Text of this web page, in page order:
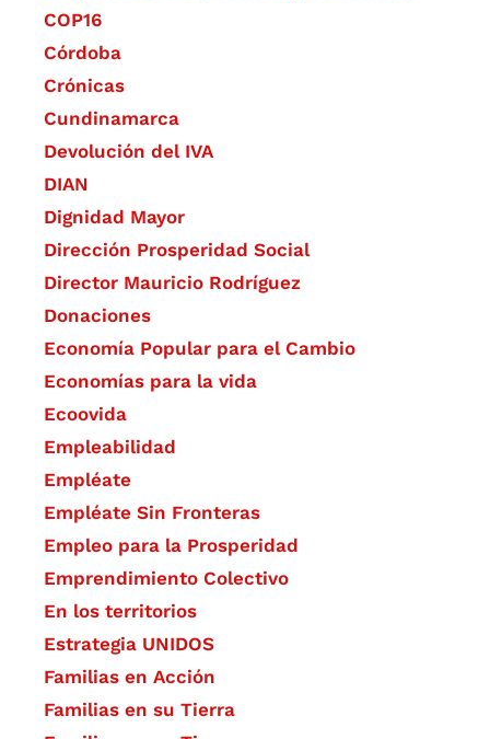
COP16
Córdoba
Crónicas
Cundinamarca
Devolución del IVA
DIAN
Dignidad Mayor
Dirección Prosperidad Social
Director Mauricio Rodríguez
Donaciones
Economía Popular para el Cambio
Economías para la vida
Ecoovida
Empleabilidad
Empléate
Empléate Sin Fronteras
Empleo para la Prosperidad
Emprendimiento Colectivo
En los territorios
Estrategia UNIDOS
Familias en Acción
Familias en su Tierra